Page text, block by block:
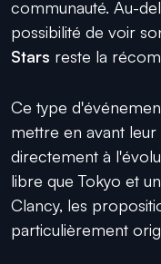
communauté. Au-
possibilité de voir
Stars reste la
Ce type
mettre en avant
directement à
libre que Tokyo et
Clancy, les
particulièrement